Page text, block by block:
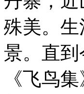
殊美。
景。直
《飞鸟